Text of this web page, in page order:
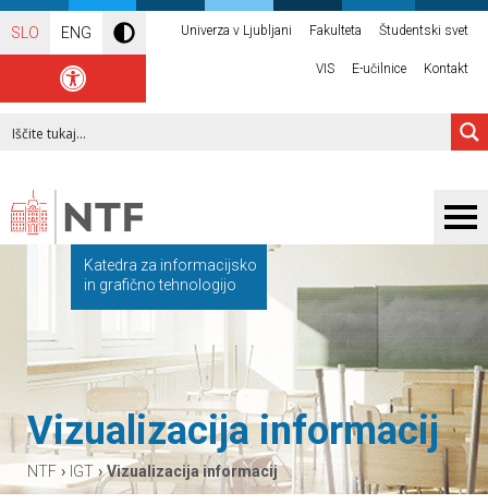
SLO ENG Univerza v Ljubljani Fakulteta Študentski svet
VIS E-učilnice Kontakt
Katedra za informacijsko
in grafično tehnologijo
Vizualizacija informacij
NTF › IGT ›Vizualizacija informacij